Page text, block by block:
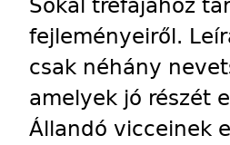
fejleményeiről.
csak néhány
amelyek jó részét
Állandó vicceinek